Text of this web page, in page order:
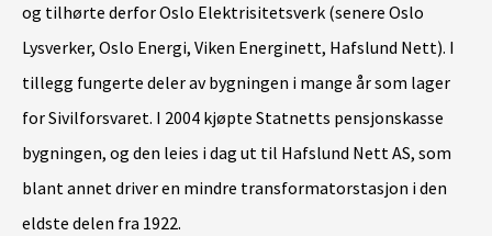
og tilhørte derfor Oslo Elektrisitetsverk (senere Oslo
Lysverker, Oslo Energi, Viken Energinett, Hafslund Nett). I
tillegg fungerte deler av bygningen i mange år som lager
for Sivilforsvaret. I 2004 kjøpte Statnetts pensjonskasse
bygningen, og den leies i dag ut til Hafslund Nett AS, som
blant annet driver en mindre transformatorstasjon i den
eldste delen fra 1922.